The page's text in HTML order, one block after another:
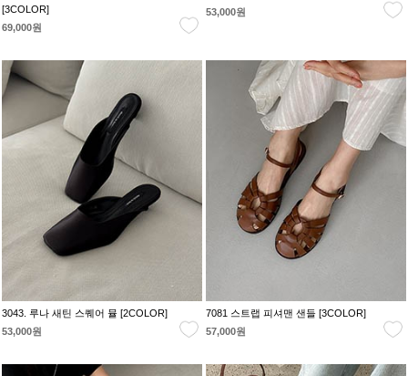
[3COLOR]
69,000원
53,000원
3043. 루나 새틴 스퀘어 뮬 [2COLOR]
53,000원
7081 스트랩 피셔맨 샌들 [3COLOR]
57,000원